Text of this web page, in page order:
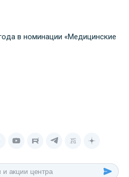
в номинации «Медицинские